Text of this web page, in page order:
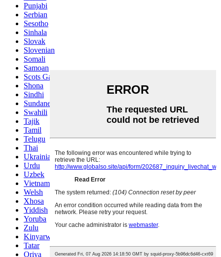
Punjabi
Serbian
Sesotho
Sinhala
Slovak
Slovenian
Somali
Samoan
Scots Gaelic
Shona
Sindhi
Sundanese
Swahili
Tajik
Tamil
Telugu
Thai
Ukrainian
Urdu
Uzbek
Vietnamese
Welsh
Xhosa
Yiddish
Yoruba
Zulu
Kinyarwanda
Tatar
Oriya